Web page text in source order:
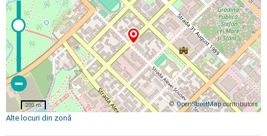
©OpenStreetMapcontributors
200 m
Alte locuri din zonă